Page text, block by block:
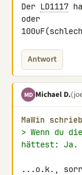
Der LD1117
oder
Antwort
MD Michael D.
MaWin
> Wenn du die
hättest: Ja.
...o.k.,